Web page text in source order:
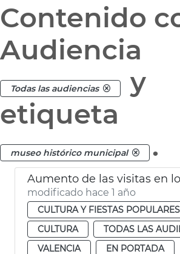
Contenido
Audiencia
Todas las audiencias
y
etiqueta
museo histórico municipal .
modificado hace 1 año
CULTURA Y FIESTAS POPULARES
CULTURA
TODAS LAS
VALENCIA
EN PORTADA